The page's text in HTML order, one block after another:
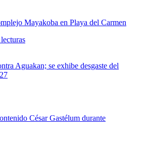
Mayakoba en Playa del Carmen
lecturas
Aguakan; se exhibe desgaste del
César Gastélum durante